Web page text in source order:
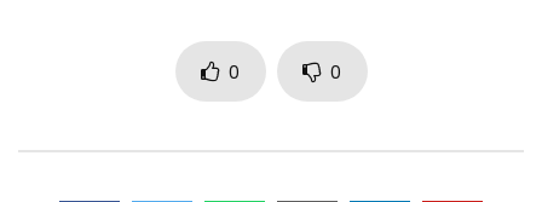
0 0